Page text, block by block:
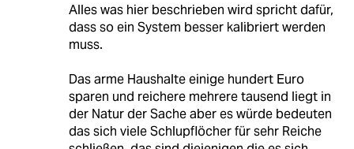
Alles was hier beschrieben wird spricht dafür,
dass so ein System besser kalibriert werden
muss.
Das arme Haushalte einige hundert Euro
sparen und reichere mehrere tausend liegt in
der Natur der Sache aber es würde bedeuten
das sich viele Schlupflöcher für sehr Reiche